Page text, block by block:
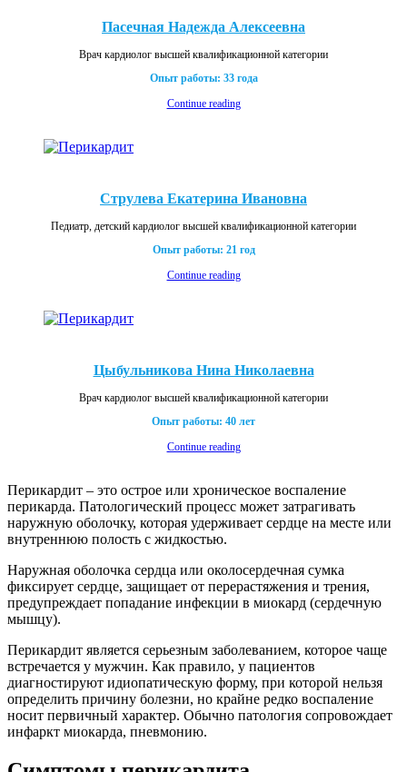
Пасечная Надежда Алексеевна
Врач кардиолог высшей квалификационной категории
Опыт работы: 33 года
Continue reading
Струлева Екатерина Ивановна
Педиатр, детский кардиолог высшей квалификационной категории
Опыт работы: 21 год
Continue reading
Цыбульникова Нина Николаевна
Врач кардиолог высшей квалификационной категории
Опыт работы: 40 лет
Continue reading
Перикардит – это острое или хроническое воспаление
перикарда. Патологический процесс может затрагивать
наружную оболочку, которая удерживает сердце на месте или
внутреннюю полость с жидкостью.
Наружная оболочка сердца или околосердечная сумка
фиксирует сердце, защищает от перерастяжения и трения,
предупреждает попадание инфекции в миокард (сердечную
мышцу).
Перикардит является серьезным заболеванием, которое чаще
встречается у мужчин. Как правило, у пациентов
диагностируют идиопатическую форму, при которой нельзя
определить причину болезни, но крайне редко воспаление
носит первичный характер. Обычно патология сопровождает
инфаркт миокарда, пневмонию.